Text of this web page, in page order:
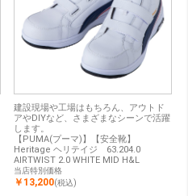
建設現場や工場はもちろん、アウトド
アやDIYなど、さまざまなシーンで活躍
します。
【PUMA(プーマ)】【安全靴】
Heritage ヘリテイジ 63.204.0
AIRTWIST 2.0 WHITE MID H&L
当店特別価格
￥13,200(税込)